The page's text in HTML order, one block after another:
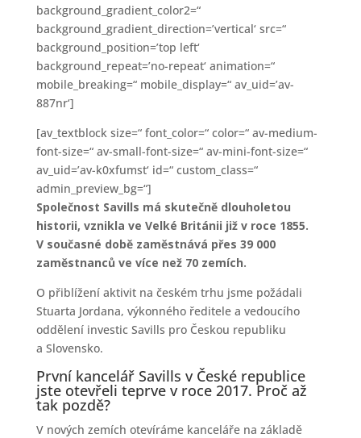
background_gradient_color2=“
background_gradient_direction=’vertical‘ src=“
background_position=’top left‘
background_repeat=’no-repeat‘ animation=“
mobile_breaking=“ mobile_display=“ av_uid=’av-
887nr‘]
[av_textblock size=“ font_color=“ color=“ av-medium-
font-size=“ av-small-font-size=“ av-mini-font-size=“
av_uid=’av-k0xfumst‘ id=“ custom_class=“
admin_preview_bg=“]
Společnost Savills má skutečně dlouholetou
historii, vznikla ve Velké Británii již v roce 1855.
V současné době zaměstnává přes 39 000
zaměstnanců ve více než 70 zemích.
O přiblížení aktivit na českém trhu jsme požádali
Stuarta Jordana, výkonného ředitele a vedoucího
oddělení investic Savills pro Českou republiku
a Slovensko.
První kancelář Savills v České republice
jste otevřeli teprve v roce 2017. Proč až
tak pozdě?
V nových zemích otevíráme kanceláře na základě